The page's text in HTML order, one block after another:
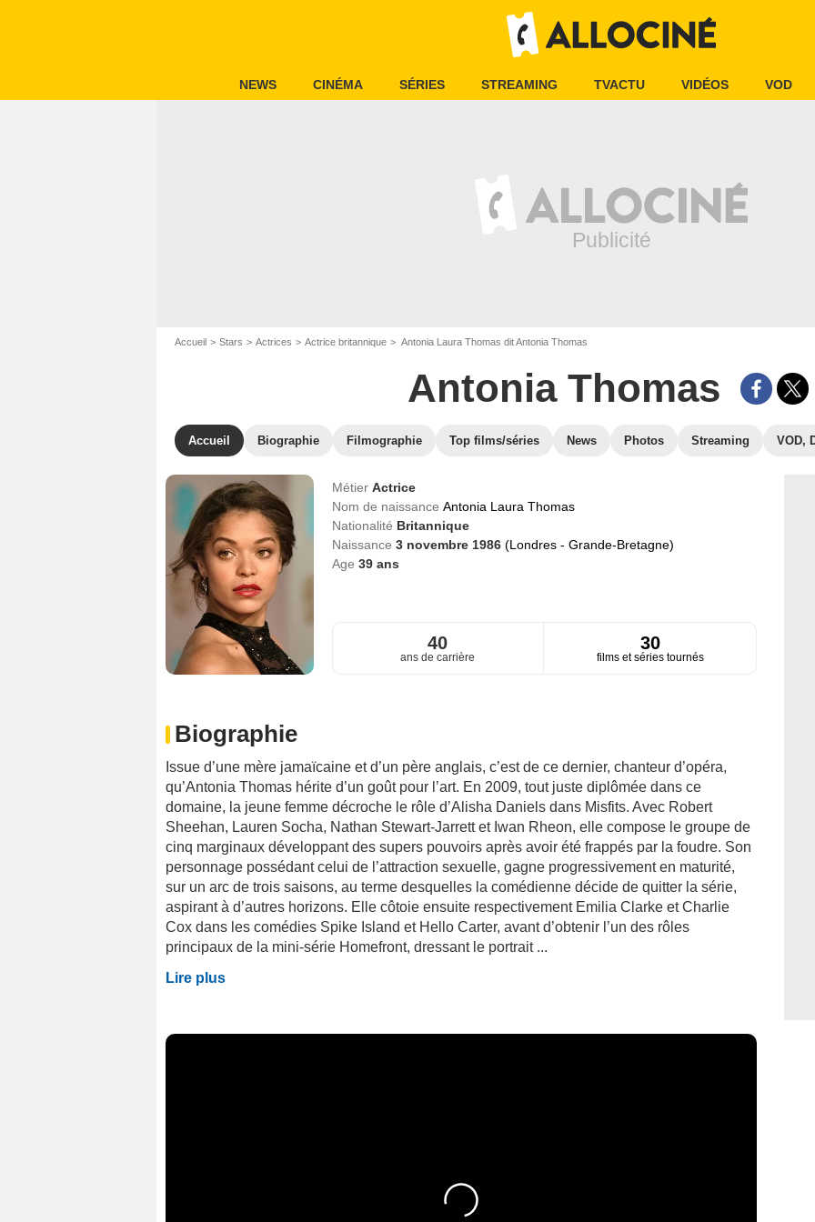
NEWS CINÉMA SÉRIES STREAMING TVACTU VIDÉOS VOD
Accueil Stars Actrices Actrice britannique Antonia Laura Thomas dit Antonia Thomas
Antonia Thomas
Accueil Biographie Filmographie Top films/séries News Photos Streaming VOD,
Métier Actrice
Nom de naissance Antonia Laura Thomas
Nationalité Britannique
Naissance 3 novembre 1986 (Londres - Grande-Bretagne)
Age 39ans
40
ans de carrière
30
films et séries tournés
Biographie
Issue d’une mère jamaïcaine et d’un père anglais, c’est de ce dernier, chanteur d’opéra,
qu’Antonia Thomas hérite d’un goût pour l’art. En 2009, tout juste diplômée dans ce
domaine, la jeune femme décroche le rôle d’Alisha Daniels dans Misfits. Avec Robert
Sheehan, Lauren Socha, Nathan Stewart-Jarrett et Iwan Rheon, elle compose le groupe de
cinq marginaux développant des supers pouvoirs après avoir été frappés par la foudre. Son
personnage possédant celui de l’attraction sexuelle, gagne progressivement en maturité,
sur un arc de trois saisons, au terme desquelles la comédienne décide de quitter la série,
aspirant à d’autres horizons. Elle côtoie ensuite respectivement Emilia Clarke et Charlie
Cox dans les comédies Spike Island et Hello Carter, avant d’obtenir l’un des rôles
principaux de la mini-série Homefront, dressant le portrait ...
Lire plus